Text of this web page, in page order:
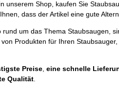
unserem Shop, kaufen Sie
dass der Artikel eine gute
rund um das Thema Staubsaugen,
Produkten für Ihren
Preise ,eine schnelle
Qualität